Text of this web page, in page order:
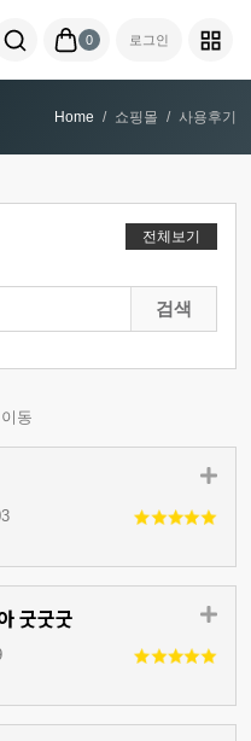
0 로그인
Home 쇼핑몰 사용후기
전체보기
검색
동
굿굿굿